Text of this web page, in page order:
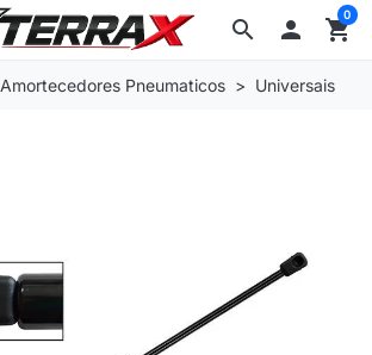
search  shopping_cart
0
Amortecedores Pneumaticos Universais